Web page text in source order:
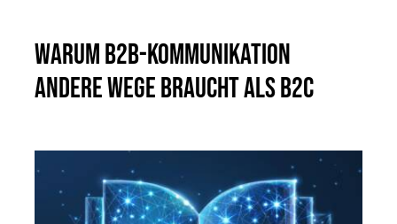
Warum B2B-Kommunikation
andere Wege braucht als B2C